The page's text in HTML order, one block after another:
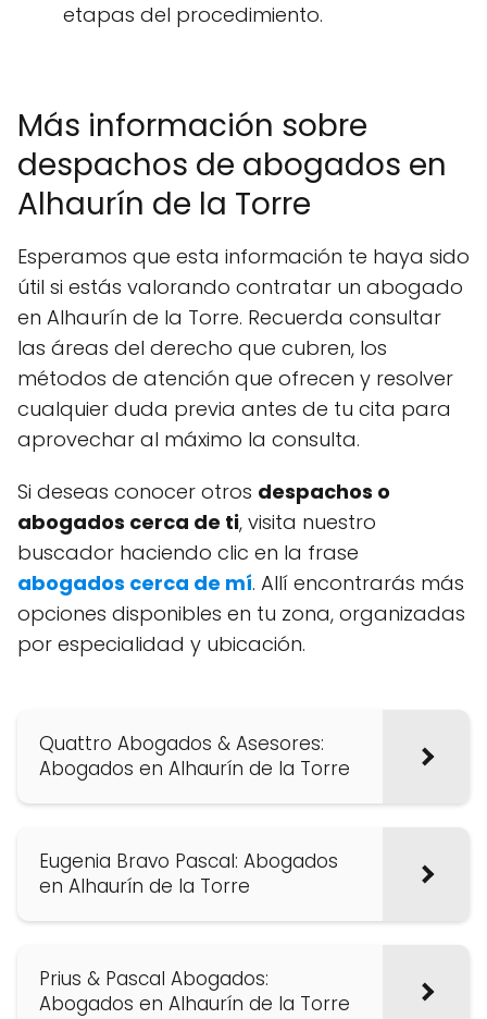
etapas del procedimiento.
Más información sobre
despachos de abogados en
Alhaurín de la Torre
Esperamos que esta información te haya sido
útil si estás valorando contratar un abogado
en Alhaurín de la Torre. Recuerda consultar
las áreas del derecho que cubren, los
métodos de atención que ofrecen y resolver
cualquier duda previa antes de tu cita para
aprovechar al máximo la consulta.
Si deseas conocer otros despachos o
abogados cerca de ti, visita nuestro
buscador haciendo clic en la frase
abogados cerca de mí. Allí encontrarás más
opciones disponibles en tu zona, organizadas
por especialidad y ubicación.
Quattro Abogados & Asesores:
Abogados en Alhaurín de la Torre
Eugenia Bravo Pascal: Abogados
en Alhaurín de la Torre
Prius & Pascal Abogados:
Abogados en Alhaurín de la Torre